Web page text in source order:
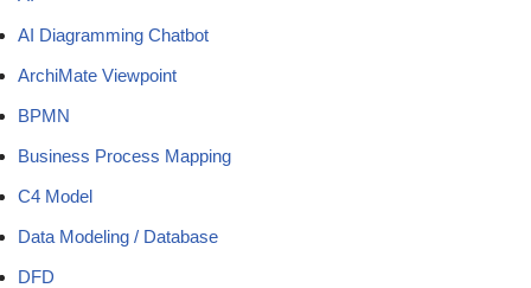
AI Diagramming Chatbot
ArchiMate Viewpoint
BPMN
Business Process Mapping
C4 Model
Data Modeling / Database
DFD